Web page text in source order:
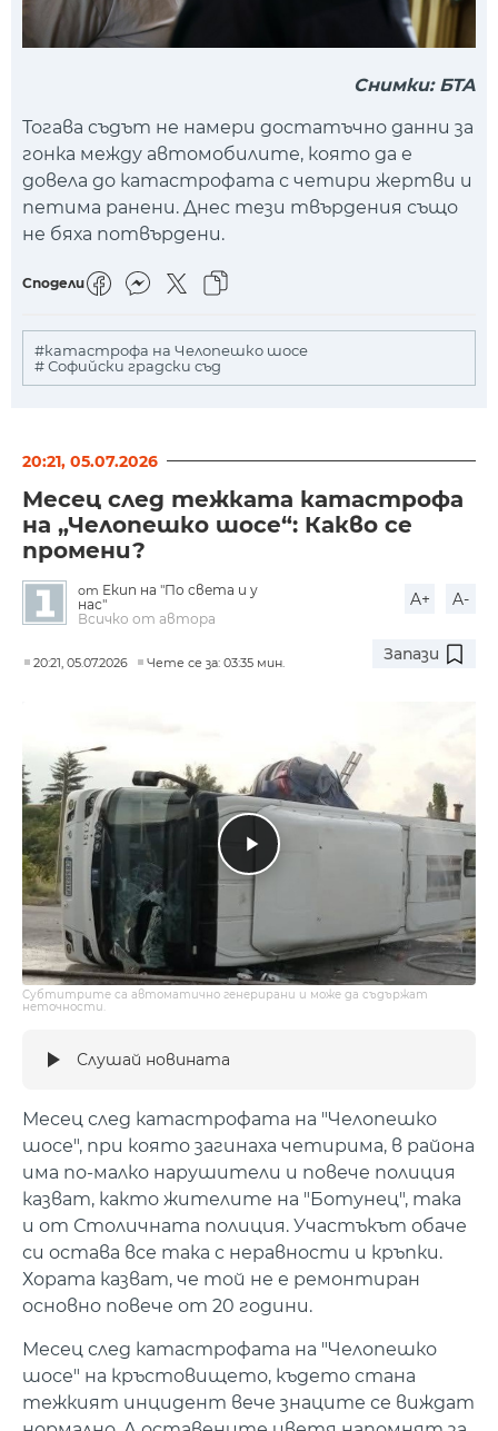
Снимки: БТА
Тогава съдът не намери достатъчно данни за
гонка между автомобилите, която да е
довела до катастрофата с четири жертви и
петима ранени. Днес тези твърдения също
не бяха потвърдени.
Сподели
#катастрофа на Челопешко шосе
# Софийски градски съд
20:21, 05.07.2026
Месец след тежката катастрофа
на „Челопешко шосе“: Какво се
промени?
от Екип на "По света и у
нас"
Всичко от автора
A+ A-
20:21, 05.07.2026 Чете се за: 03:35 мин. Запази
Субтитрите са автоматично генерирани и може да съдържат
неточности.
Слушай новината
Месец след катастрофата на "Челопешко
шосе", при която загинаха четирима, в района
има по-малко нарушители и повече полиция
казват, както жителите на "Ботунец", така
и от Столичната полиция. Участъкът обаче
си остава все така с неравности и кръпки.
Хората казват, че той не е ремонтиран
основно повече от 20 години.
Месец след катастрофата на "Челопешко
шосе" на кръстовището, където стана
тежкият инцидент вече знаците се виждат